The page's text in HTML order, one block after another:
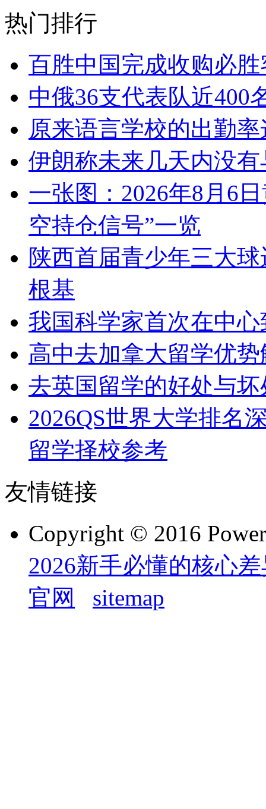
热门排行
百胜中国完成收购必
中俄36支代表队近400
原来语言学校的出勤
伊朗称未来几天内没
一张图：2026年8月6
空持仓信号”一览
陕西首届青少年三大
根基
我国科学家首次在中
高中去加拿大留学优势
去英国留学的好处与
2026QS世界大学排名
留学择校参考
友情链接
Copyright © 2016
2026新手必懂的核心
官网
sitemap